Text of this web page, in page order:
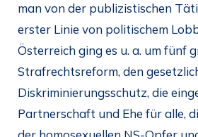
man von der publizistischen
erster Linie von politischem
Österreich ging es u. a. um fünf
Strafrechtsreform, den
Diskriminierungsschutz, die
Partnerschaft und Ehe für alle,